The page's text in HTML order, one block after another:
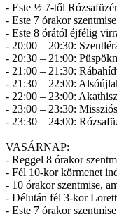
- Este ½ 7-től
- Este 7 órakor
- Este 8 órától éjfélig
- 20:00 – 20:30:
- 20:30 – 21:00:
- 21:00 – 21:30:
- 21:30 – 22:00:
- 22:00 – 23:00:
- 23:00 – 23:30:
- 23:30 – 24:00:
VASÁRNAP:
- Reggel 8 órakor
- Fél 10-kor körmenet
- 10 órakor szentmise,
- Délután fél 3-kor
- Este 7 órakor